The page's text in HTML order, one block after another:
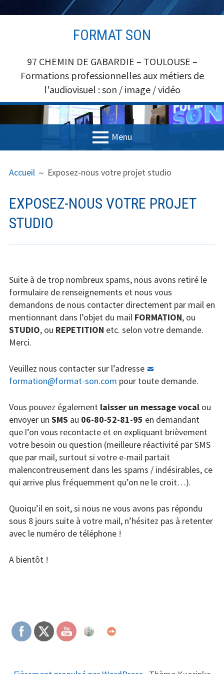
FORMAT SON
97 CHEMIN DE GABARDIE – TOULOUSE –
Formations professionnelles aux métiers de
l'audiovisuel : son / image / vidéo
Menu
PRINCIPAL
Formations SON
Intermittents du spectacle
Création sonore et musicale / Ableton
Live
Prise de son / mixage avec la
Behringer X32
Cours particuliers
Financements
Infos pratiques
Formulaire de renseignements
Photos
Infos pratiques
Sonorisation & enregistrement
D'ARIANE
Accueil Exposez-nous votre projet studio
EXPOSEZ-NOUS VOTRE PROJET
STUDIO
Suite à de trop nombreux spams, nous avons retiré le
formulaire de renseignements et nous vous
demandons de nous contacter directement par mail en
mentionnant dans l’objet du mail FORMATION, ou
STUDIO, ou REPETITION etc. selon votre demande.
Merci.
Veuillez nous contacter sur l’adresse
formation@format-son.com pour toute demande.
Vous pouvez également laisser un message vocal ou
envoyer un SMS au 06-80-52-81-95 en demandant
que l’on vous recontacte et en expliquant brièvement
votre besoin ou question (meilleure réactivité par SMS
que par mail, surtout si votre e-mail partait
malencontreusement dans les spams / indésirables, ce
qui arrive plus fréquemment qu’on ne le croit…).
Quoiqu’il en soit, si nous ne vous avons pas répondu
sous 8 jours suite à votre mail, n’hésitez pas à retenter
avec le numéro de téléphone !
A bientôt !
COLONNE
LATÉRALE